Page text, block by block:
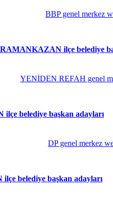
BBP genel merkez
ilçe belediye
YENİDEN REFAH genel
belediye başkan adayları
DP genel merkez
belediye başkan adayları